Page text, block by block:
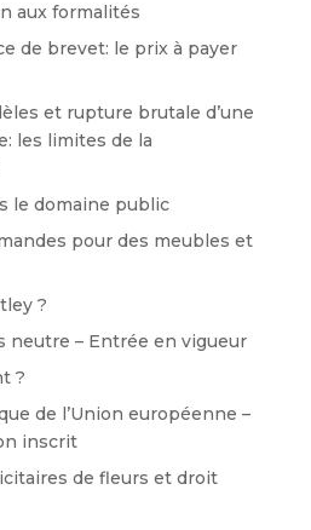
aux formalités
de brevet: le prix à payer
et rupture brutale d’une
les limites de la
le domaine public
pour des meubles et
?
neutre – Entrée en vigueur
?
de l’Union européenne –
inscrit
de fleurs et droit